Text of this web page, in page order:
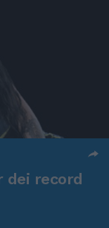
dei record